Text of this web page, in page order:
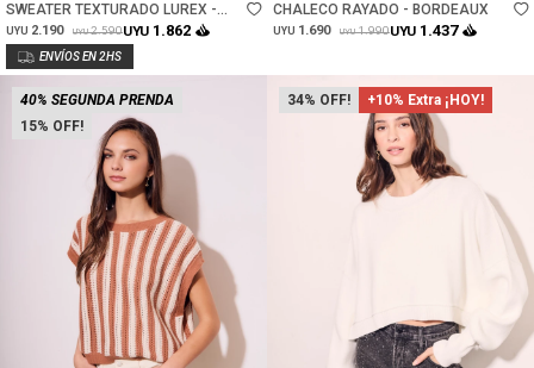
SWEATER TEXTURADO LUREX -
BEIGE MELANGE
UYU 2.190 UYU 2.590UYU 1.862
CHALECO RAYADO - BORDEAUX
UYU 1.690 UYU 1.990UYU 1.437
15
40% SEGUNDA PRENDA 34 +10% Extra ¡HOY!